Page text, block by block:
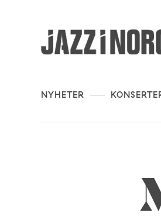
NYHETER